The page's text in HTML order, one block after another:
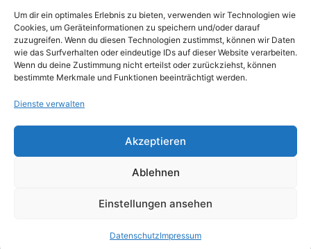
Um dir ein optimales Erlebnis zu bieten, verwenden wir Technologien wie
Cookies, um Geräteinformationen zu speichern und/oder darauf
zuzugreifen. Wenn du diesen Technologien zustimmst, können wir Daten
wie das Surfverhalten oder eindeutige IDs auf dieser Website verarbeiten.
Wenn du deine Zustimmung nicht erteilst oder zurückziehst, können
bestimmte Merkmale und Funktionen beeinträchtigt werden.
Dienste verwalten
Akzeptieren
Ablehnen
Einstellungen ansehen
DatenschutzImpressum
Recht und Justiz
Reisen
sachsen
sonstiges
© 2026 BitBlog• Erstellt mitGeneratePress